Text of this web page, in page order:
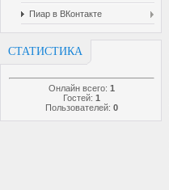
Пиар в ВКонтакте
СТАТИСТИКА
Онлайн всего: 1
Гостей: 1
Пользователей: 0